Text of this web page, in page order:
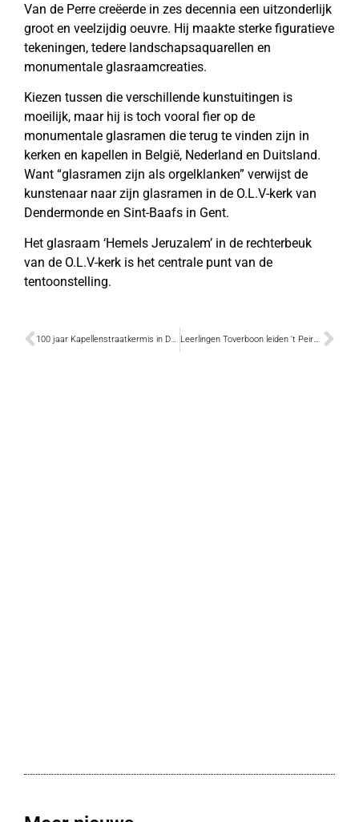
Van de Perre creëerde in zes decennia een uitzonderlijk
groot en veelzijdig oeuvre. Hij maakte sterke figuratieve
tekeningen, tedere landschapsaquarellen en
monumentale glasraamcreaties.
Kiezen tussen die verschillende kunstuitingen is
moeilijk, maar hij is toch vooral fier op de
monumentale glasramen die terug te vinden zijn in
kerken en kapellen in België, Nederland en Duitsland.
Want “glasramen zijn als orgelklanken” verwijst de
kunstenaar naar zijn glasramen in de O.L.V-kerk van
Dendermonde en Sint-Baafs in Gent.
Het glasraam ‘Hemels Jeruzalem’ in de rechterbeuk
van de O.L.V-kerk is het centrale punt van de
tentoonstelling.
100 jaar Kapellenstraatkermis in Denderbelle Leerlingen Toverboon leiden ‘t Peird van Sint-Gillis